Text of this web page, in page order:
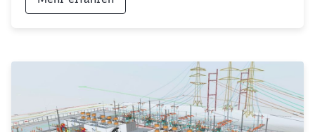
Weiter